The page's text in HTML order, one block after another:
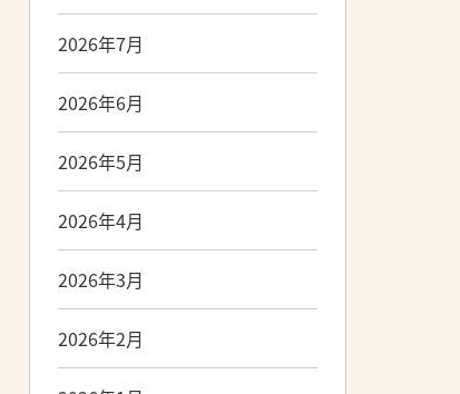
2026年7月
2026年6月
2026年5月
2026年4月
2026年3月
2026年2月